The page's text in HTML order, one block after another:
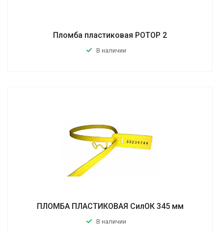
Пломба пластиковая РОТОР 2
В наличии
ПЛОМБА ПЛАСТИКОВАЯ СилОК 345 мм
В наличии